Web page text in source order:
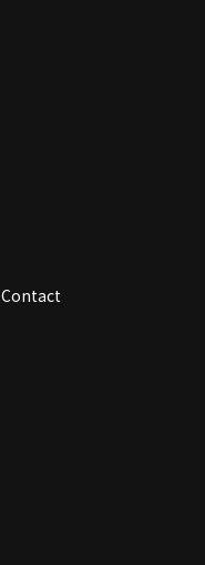
Contact